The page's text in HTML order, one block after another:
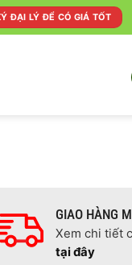
ĐẠI LÝ ĐỂ CÓ GIÁ TỐT
GIAO HÀNG
Xem chi tiết
tại đây